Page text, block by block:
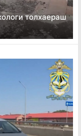
толхаераш